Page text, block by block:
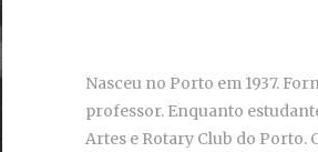
Nasceu no Porto em 1937.
professor. Enquanto
Artes e Rotary Club do Porto.